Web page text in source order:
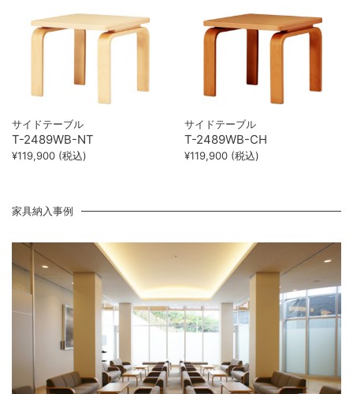
サイドテーブル
T-2489WB-NT
¥119,900 (税込)
サイドテーブル
T-2489WB-CH
¥119,900 (税込)
家具納入事例